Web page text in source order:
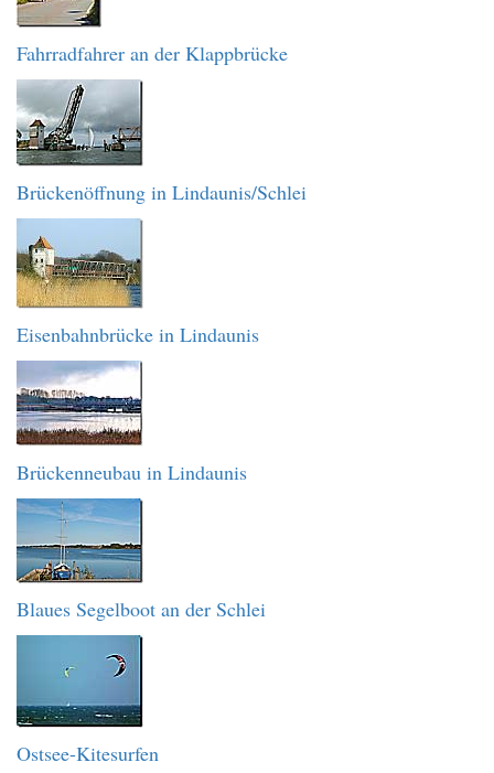
Fahrradfahrer an der Klappbrücke
Brückenöffnung in Lindaunis/Schlei
Eisenbahnbrücke in Lindaunis
Brückenneubau in Lindaunis
Blaues Segelboot an der Schlei
Ostsee-Kitesurfen